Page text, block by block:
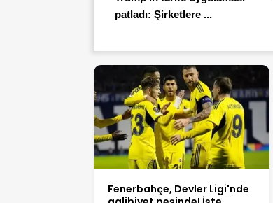
patladı: Şirketlere ...
Fenerbahçe, Devler Ligi'nde